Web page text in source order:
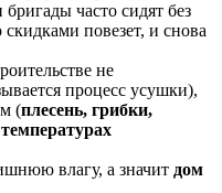
часто сидят без
повезет, и снова
не
процесс усушки),
(плесень, грибки,
влагу, а значит дом